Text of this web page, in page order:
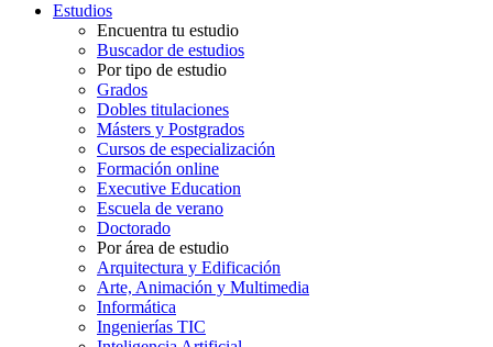
Estudios
Encuentra tu estudio
Buscador de estudios
Por tipo de estudio
Grados
Dobles titulaciones
Másters y Postgrados
Cursos de especialización
Formación online
Executive Education
Escuela de verano
Doctorado
Por área de estudio
Arquitectura y Edificación
Arte, Animación y Multimedia
Informática
Ingenierías TIC